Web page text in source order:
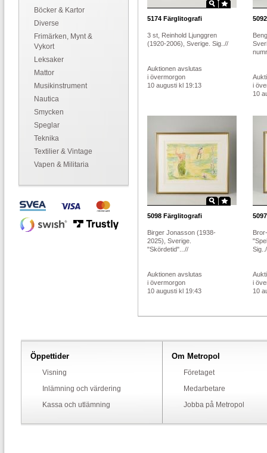
Böcker & Kartor
Diverse
Frimärken, Mynt &
Vykort
Leksaker
Mattor
Musikinstrument
Nautica
Smycken
Speglar
Teknika
Textilier & Vintage
Vapen & Militaria
5174 Färglitografi
3 st, Reinhold Ljunggren
(1920-2006), Sverige. Sig..//
Auktionen avslutas
i övermorgon
10 augusti kl 19:13
5092
i
10
5098 Färglitografi
Birger Jonasson (1938-
2025), Sverige.
"Skördetid"...//
Auktionen avslutas
i övermorgon
10 augusti kl 19:43
5097
i
10
Öppettider
Visning
Inlämning och värdering
Kassa och utlämning
Om Metropol
Företaget
Medarbetare
Jobba på Metropol